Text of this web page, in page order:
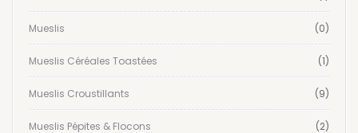
Contact
Achetez en ligne
Mueslis (0)
Mueslis Céréales Toastées (1)
Mueslis Croustillants (9)
Mueslis Pépites & Flocons (2)